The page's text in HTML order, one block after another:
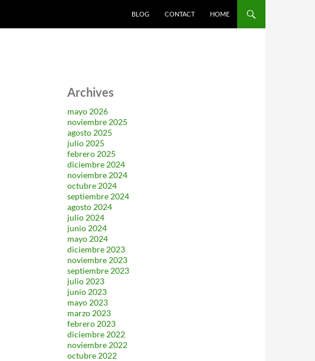
BLOG
CONTACT HOME
Archives
mayo 2026
noviembre 2025
agosto 2025
julio 2025
febrero 2025
diciembre 2024
noviembre 2024
octubre 2024
septiembre 2024
agosto 2024
julio 2024
junio 2024
mayo 2024
diciembre 2023
noviembre 2023
septiembre 2023
julio 2023
junio 2023
mayo 2023
marzo 2023
febrero 2023
diciembre 2022
noviembre 2022
octubre 2022